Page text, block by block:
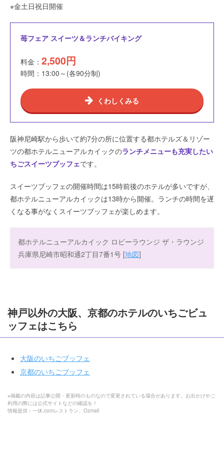
※金土日祝日開催
苺フェア スイーツ＆ランチバイキング
料金： 2,500円
時間：13:00～(各90分制)
くわしくみる
阪神尼崎駅から歩いて約7分の所に位置する都ホテルズ＆リゾー
ツの都ホテルニューアルカイックのランチメニューも充実したい
ちごスイーツブッフェです。
スイーツブッフェの開催時間は15時前後のホテルが多いですが、
都ホテルニューアルカイックは13時から開催。ランチの時間を遅
くなる事がなくスイーツブッフェが楽しめます。
都ホテルニューアルカイック ロビーラウンジ ザ・ラウンジ
兵庫県尼崎市昭和通2丁目7番1号 [地図]
神戸以外の大阪、京都のホテルのいちごビュ
ッフェはこちら
大阪のいちごブッフェ
京都のいちごブッフェ
※掲載の内容は記事公開・更新時のものなので変更されている場合があります。お出かけやご
利用の際には公式サイトなどの確認を！
情報提供：一休.comレストラン、Ozmall